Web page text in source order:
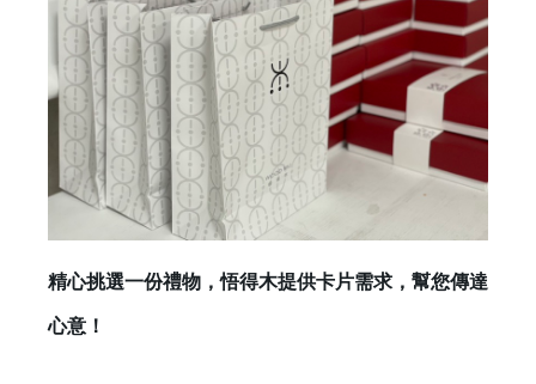
精心挑選一份禮物，悟得木提供卡片需求，幫您傳達
心意！